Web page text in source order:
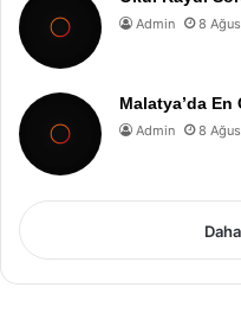
Admin 8
Malatya’da
Admin 8